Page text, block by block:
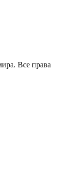
Все права